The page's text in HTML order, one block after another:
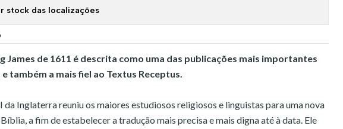
stock das localizações
James de 1611 é descrita como uma das publicações mais importantes
também a mais fiel ao Textus Receptus.
da Inglaterra reuniu os maiores estudiosos religiosos e linguistas para uma nova
a fim de estabelecer a tradução mais precisa e mais digna até à data. Ele